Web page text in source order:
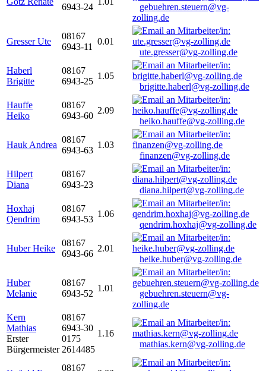
6943-24
gebuehren.steuern@vg-
zolling.de
Gresser Ute
08167
6943-11
0.01
ute.gresser@vg-zolling.de
Haberl
Brigitte
08167
6943-25
1.05
brigitte.haberl@vg-zolling.de
Hauffe
Heiko
08167
6943-60
2.09
heiko.hauffe@vg-zolling.de
Hauk Andrea
08167
6943-63
1.03
finanzen@vg-zolling.de
Hilpert
Diana
08167
6943-23
diana.hilpert@vg-zolling.de
Hoxhaj
Qendrim
08167
6943-53
1.06
qendrim.hoxhaj@vg-zolling.de
Huber Heike
08167
6943-66
2.01
heike.huber@vg-zolling.de
Huber
Melanie
08167
6943-52
1.01
gebuehren.steuern@vg-
zolling.de
Kern
Mathias
Erster
Bürgermeister
08167
6943-30
0175
2614485
1.16
mathias.kern@vg-zolling.de
08167